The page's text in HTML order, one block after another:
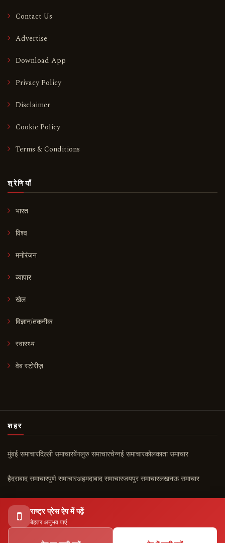
राष्ट्र प्रेस ऐप में पढ़ें
बेहतर अनुभव पाएं
Contact Us
Advertise
Download App
Privacy Policy
Disclaimer
Cookie Policy
Terms & Conditions
श्रेणियाँ
भारत
विश्व
मनोरंजन
व्यापार
खेल
विज्ञान/तकनीक
स्वास्थ्य
वेब स्टोरीज़
शहर
मुंबई समाचारदिल्ली समाचारबेंगलुरु समाचारचेन्नई समाचारकोलकाता समाचार
हैदराबाद समाचारपुणे समाचारअहमदाबाद समाचारजयपुर समाचारलखनऊ समाचार
चंडीगढ़ समाचार